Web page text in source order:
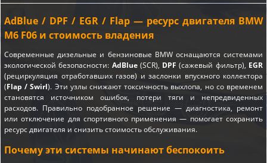
AdBlue / DPF / EGR / Flap — ресурс двигателя BMW
M6 F06 и стоимость владения
Современные дизельные и бензиновые BMW оснащаются системами
экологической безопасности: AdBlue(SCR), DPF (сажевый фильтр), EGR
(рециркуляция отработавших газов) и заслонки впускного коллектора
(Flap / Swirl). Эти узлы снижают токсичность выхлопа, но со временем
становятся источником ошибок, потери тяги и непредвиденных
расходов. Правильно подобранное решение — диагностика, ремонт
или отключение для спортивного применения — помогает сохранить
ресурс двигателя и снизить стоимость обслуживания.
Почему эти системы начинают беспокоить